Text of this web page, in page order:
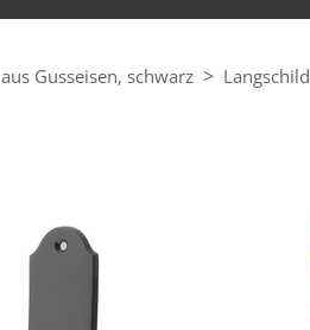
aus Gusseisen, schwarz